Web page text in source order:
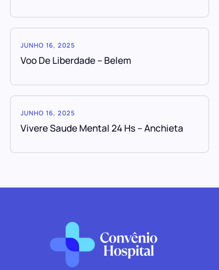
JUNHO 16, 2025
Voo De Liberdade – Belem
JUNHO 16, 2025
Vivere Saude Mental 24 Hs – Anchieta